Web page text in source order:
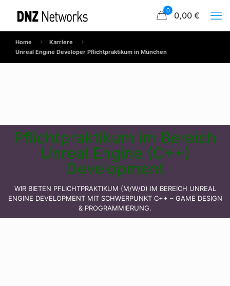
0 0,00 €
Home
Karriere
Unreal Engine Developer Pflichtpraktikum in München
Pflichtpraktikum im Bereich
Unreal Engine (C++)
Development
WIR BIETEN PFLICHTPRAKTIKUM (M/W/D) IM BEREICH UNREAL
ENGINE DEVELOPMENT MIT SCHWERPUNKT C++ – GAME DESIGN
& PROGRAMMIERUNG.